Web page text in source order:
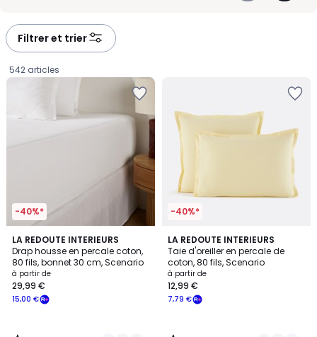
futé pour bouger avec style, sans vous encombrer.
Filtrer et trier
542 articles
-40%*
LA REDOUTE INTERIEURS
Drap housse en percale coton,
80 fils, bonnet 30 cm, Scenario
Prix
à
partir
29,99
à partir de
15,00 €
29,99 €
4,5
/ 5
19
Couleurs
-40%*
LA REDOUTE INTERIEURS
Taie d'oreiller en percale de
coton, 80 fils, Scenario
à partir de
7,79 €
12,99 €
4,2
/ 5
20
Couleurs